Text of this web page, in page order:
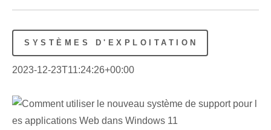
SYSTÈMES D'EXPLOITATION
2023-12-23T11:24:26+00:00